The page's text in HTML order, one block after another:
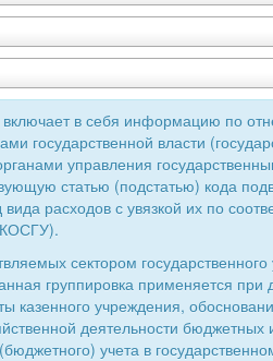
в себя информацию по
государственной власти
управления
статью (подстатью) кода
расходов с увязкой их по
сектором
группировка применяется при
казенного учреждения,
деятельности бюджетных
учета в